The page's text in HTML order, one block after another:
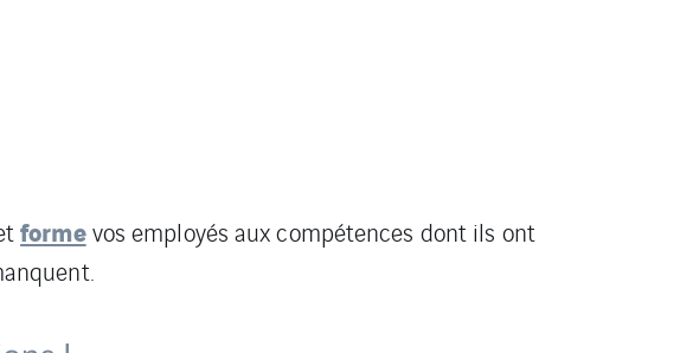
formevos employés aux compétences dont ils ont